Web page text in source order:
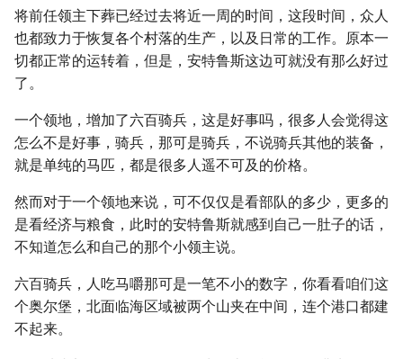
将前任领主下葬已经过去将近一周的时间，这段时间，众人
也都致力于恢复各个村落的生产，以及日常的工作。原本一
切都正常的运转着，但是，安特鲁斯这边可就没有那么好过
了。
一个领地，增加了六百骑兵，这是好事吗，很多人会觉得这
怎么不是好事，骑兵，那可是骑兵，不说骑兵其他的装备，
就是单纯的马匹，都是很多人遥不可及的价格。
然而对于一个领地来说，可不仅仅是看部队的多少，更多的
是看经济与粮食，此时的安特鲁斯就感到自己一肚子的话，
不知道怎么和自己的那个小领主说。
六百骑兵，人吃马嚼那可是一笔不小的数字，你看看咱们这
个奥尔堡，北面临海区域被两个山夹在中间，连个港口都建
不起来。